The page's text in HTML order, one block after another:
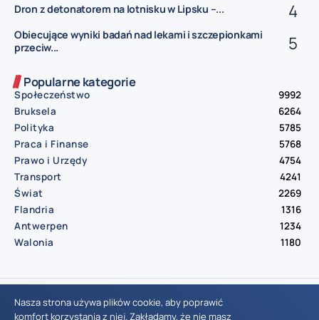
Dron z detonatorem na lotnisku w Lipsku –...
Obiecujące wyniki badań nad lekami i szczepionkami
przeciw...
Popularne kategorie
Społeczeństwo
9992
Bruksela
6264
Polityka
5785
Praca i Finanse
5768
Prawo i Urzędy
4754
Transport
4241
Świat
2269
Flandria
1316
Antwerpen
1234
Walonia
1180
© Aktualnosci.be – All Right Reserved 2016-2026
Nasza strona używa plików cookie, aby poprawić
komfort korzystania z niej. Zakładamy, że nie masz